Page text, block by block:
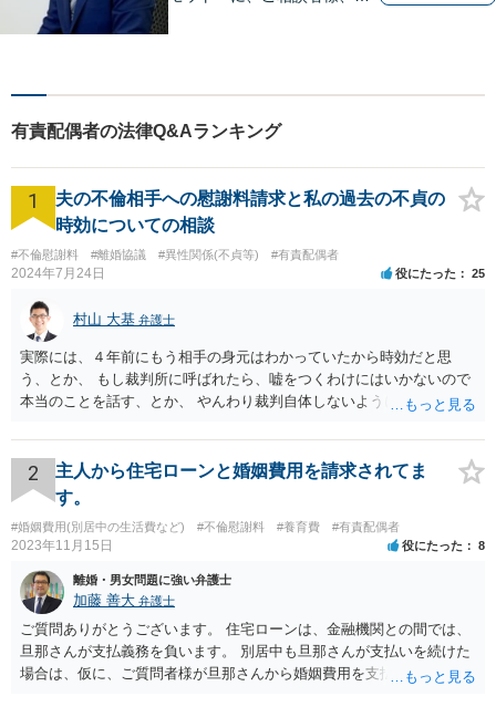
お気軽にご相談下さい。
有責配偶者の法律Q&Aランキング
1
夫の不倫相手への慰謝料請求と私の過去の不貞の
時効についての相談
#不倫慰謝料 #離婚協議 #異性関係(不貞等) #有責配偶者
2024年7月24日 役にたった 25
村山 大基 弁護士
実際には、４年前にもう相手の身元はわかっていたから時効だと思
う、とか、 もし裁判所に呼ばれたら、嘘をつくわけにはいかないので
本当のことを話す、とか、 やんわり裁判自体しないように説得するの
2
主人から住宅ローンと婚姻費用を請求されてま
す。
#婚姻費用(別居中の生活費など) #不倫慰謝料 #養育費 #有責配偶者
2023年11月15日 役にたった 8
離婚・男女問題に強い弁護士
加藤 善大 弁護士
ご質問ありがとうございます。 住宅ローンは、金融機関との間では、
旦那さんが支払義務を負います。 別居中も旦那さんが支払いを続けた
場合は、仮に、ご質問者様が旦那さんから婚姻費用を支払ってもらう